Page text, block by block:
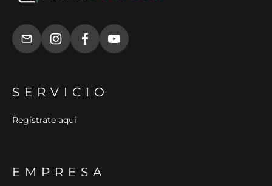
SERVICIO
Regístrate aquí
EMPRESA